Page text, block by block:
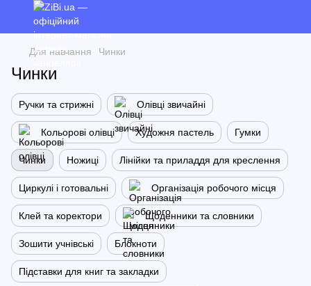
Для навчання Чинки
Чинки
Ручки та стрижні Олівці звичайні
Кольорові олівці Художня пастель Гумки
Чинки Ножиці Лінійки та приладдя для креслення
Циркулі і готовальні Організація робочого місця
Клей та коректори Щоденники та словники
Зошити учнівські Блокноти
Підставки для книг та закладки